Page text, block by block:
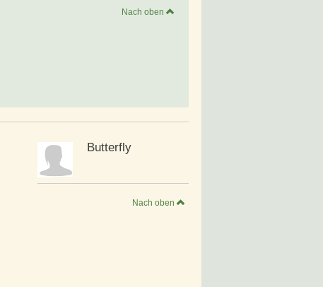
Nach oben
Butterfly
Nach oben